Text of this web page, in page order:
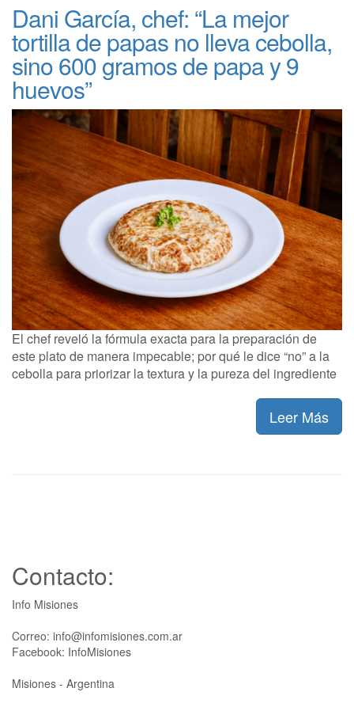
Dani García, chef: “La mejor
tortilla de papas no lleva cebolla,
sino 600 gramos de papa y 9
huevos”
El chef reveló la fórmula exacta para la preparación de
este plato de manera impecable; por qué le dice “no” a la
cebolla para priorizar la textura y la pureza del ingrediente
Leer Más
Contacto:
Info Misiones
Correo: info@infomisiones.com.ar
Facebook: InfoMisiones
Misiones - Argentina